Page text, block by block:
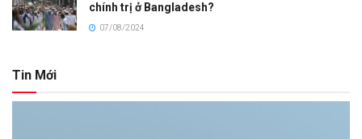
chính trị ở Bangladesh?
07/08/2024
Tin Mới